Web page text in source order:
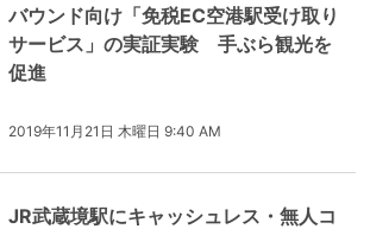
バウンド向け「免税EC空港駅受け取り
サービス」の実証実験 手ぶら観光を
促進
2019年11月21日 木曜日 9:40 AM
JR武蔵境駅にキャッシュレス・無人コ